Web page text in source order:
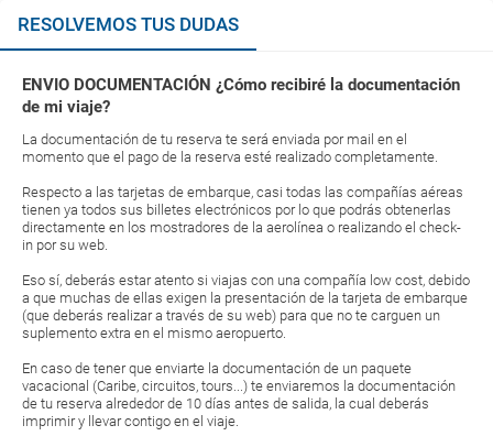
RESOLVEMOS TUS DUDAS
ENVIO DOCUMENTACIÓN ¿Cómo recibiré la documentación
de mi viaje?
La documentación de tu reserva te será enviada por mail en el
momento que el pago de la reserva esté realizado completamente.
Respecto a las tarjetas de embarque, casi todas las compañías aéreas
tienen ya todos sus billetes electrónicos por lo que podrás obtenerlas
directamente en los mostradores de la aerolínea o realizando el check-
in por su web.
Eso sí, deberás estar atento si viajas con una compañía low cost, debido
a que muchas de ellas exigen la presentación de la tarjeta de embarque
(que deberás realizar a través de su web) para que no te carguen un
suplemento extra en el mismo aeropuerto.
En caso de tener que enviarte la documentación de un paquete
vacacional (Caribe, circuitos, tours...) te enviaremos la documentación
de tu reserva alrededor de 10 días antes de salida, la cual deberás
imprimir y llevar contigo en el viaje.